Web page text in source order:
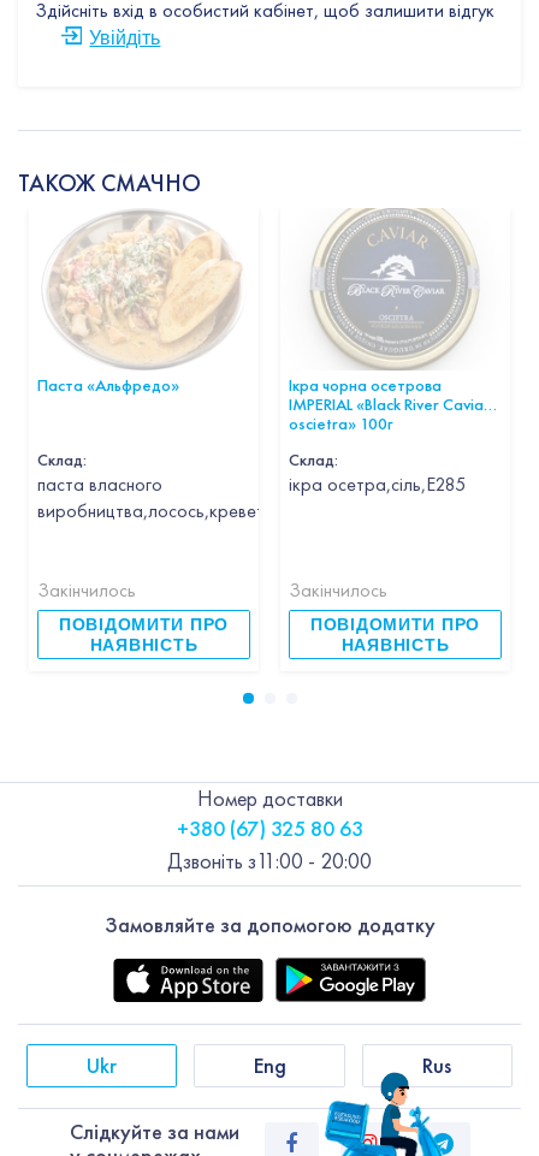
Здійсніть вхід в особистий кабінет, щоб залишити відгук
Увійдіть
ТАКОЖ СМАЧНО
Паста «Альфредо»
Склад:
паста власного
Закінчилось
ПОВІДОМИТИ ПРО
НАЯВНІСТЬ
Ікра чорна осетрова
IMPERIAL «Black River Caviar
oscietra» 100г
Склад:
ікра осетра,сіль,Е285
Закінчилось
ПОВІДОМИТИ ПРО
НАЯВНІСТЬ
Замовляйте за допомогою додатку
Слiдкуйте за нами
Ukr Eng Rus
Номер доставки
+380 (67) 325 80 63
Дзвоніть з11:00 - 20:00